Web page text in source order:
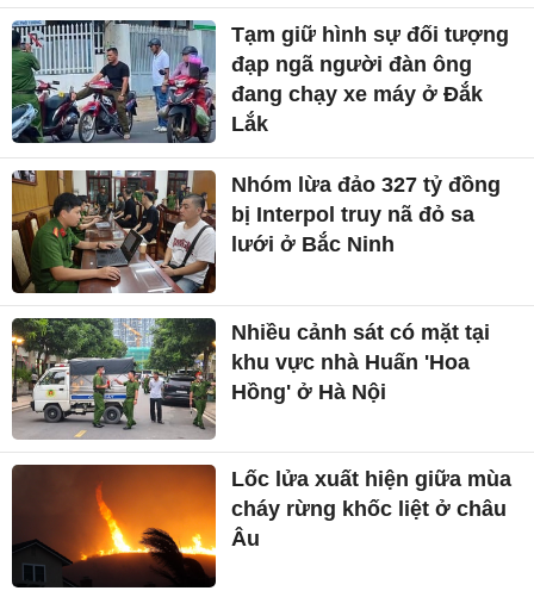
Tạm giữ hình sự đối tượng
đạp ngã người đàn ông
đang chạy xe máy ở Đắk
Lắk
Nhóm lừa đảo 327 tỷ đồng
bị Interpol truy nã đỏ sa
lưới ở Bắc Ninh
Nhiều cảnh sát có mặt tại
khu vực nhà Huấn 'Hoa
Hồng' ở Hà Nội
Lốc lửa xuất hiện giữa mùa
cháy rừng khốc liệt ở châu
Âu